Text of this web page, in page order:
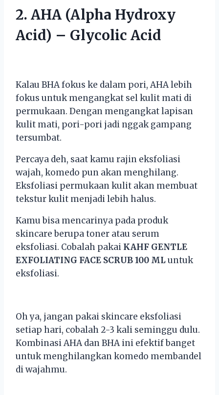
2. AHA (Alpha Hydroxy
Acid) – Glycolic Acid
Kalau BHA fokus ke dalam pori, AHA lebih
fokus untuk mengangkat sel kulit mati di
permukaan. Dengan mengangkat lapisan
kulit mati, pori-pori jadi nggak gampang
tersumbat.
Percaya deh, saat kamu rajin eksfoliasi
wajah, komedo pun akan menghilang.
Eksfoliasi permukaan kulit akan membuat
tekstur kulit menjadi lebih halus.
Kamu bisa mencarinya pada produk
skincare berupa toner atau serum
eksfoliasi. Cobalah pakai KAHF GENTLE
EXFOLIATING FACE SCRUB 100 MLuntuk
eksfoliasi.
Oh ya, jangan pakai skincare eksfoliasi
setiap hari, cobalah 2-3 kali seminggu dulu.
Kombinasi AHA dan BHA ini efektif banget
untuk menghilangkan komedo membandel
di wajahmu.